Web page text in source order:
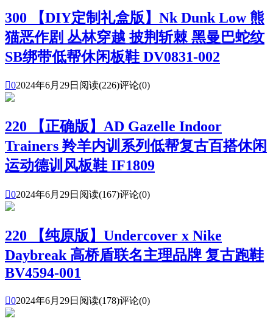
300 【DIY定制礼盒版】Nk Dunk Low 熊
猫恶作剧 丛林穿越 披荆斩棘 黑曼巴蛇纹
SB绑带低帮休闲板鞋 DV0831-002
02024年6月29日 阅读(226)评论(0)
220 【正确版】AD Gazelle Indoor
Trainers 羚羊内训系列低帮复古百搭休闲
运动德训风板鞋 IF1809
02024年6月29日 阅读(167)评论(0)
220 【纯原版】Undercover x Nike
Daybreak 高桥盾联名主理品牌 复古跑鞋
BV4594-001
02024年6月29日 阅读(178)评论(0)